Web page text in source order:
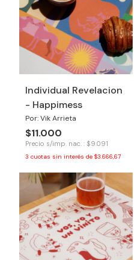
Individual Revelacion
- Happimess
Por: Vik Arrieta
$11.000
Precio s/imp. nac. : $9.091
3 cuotas sin interés de $3.666,67